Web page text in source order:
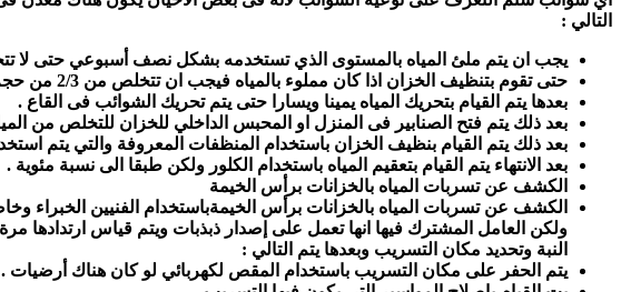
التالي :
يجب ان يتم ملئ المياه بالمستوى الذي تستخدمه بشكل نصف أسبوعي حتى لا
حتى تقوم بتنظيف الخزان اذا كان مملوء بالمياه فيجب ان تتخلص من 2/3 من حجم المياه المتواجدة فى الخزان .
بعدها يتم القيام بتحريك المياه يمينا ويسارا حتى يتم تحريك الشوائب فى القاع .
بعد ذلك يتم فتح الصنابير فى المنزل او المحبس الداخلي للخزان للتخلص من
بعد ذلك يتم القيام بنظيف الخزان باستخدام المنظفات المعروفة والتي يتم
بعد الانتهاء يتم القيام بتعقيم المياه باستخدام الكلور ولكن طبقا الى نسبة مئوية .
الكشف عن تسربات المياه بالخزانات برأس الخيمة
الكشف عن تسربات المياه بالخزانات برأس الخيمةباستخدام الفنيين
ولكن العامل المشترك فيها انها تعمل على إصدار ذبذبات ويتم قياس ارتدادها
النبة وتحديد مكان التسريب وبعدها يتم التالي :
يتم الحفر على مكان التسريب باستخدام المقص لكهربائي لو كان هناك أرضيات .